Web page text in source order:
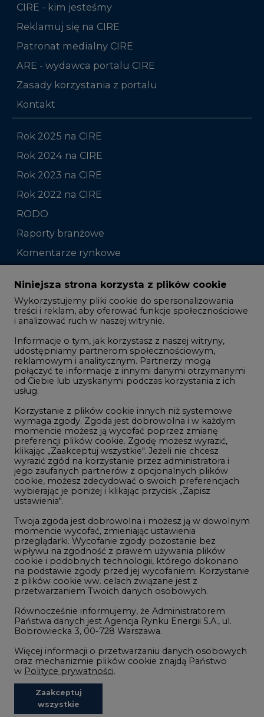
CIRE - kim jesteśmy
Reklamuj się na CIRE
Patronat medialny CIRE
ARE - wydawca portalu CIRE
Zasady korzystania z portalu
Kontakt
Rok 2025 na CIRE
Rok 2024 na CIRE
Rok 2023 na CIRE
Rok 2022 na CIRE
RODO
Raporty branżowe
Komentarze rynkowe
Zmiany kadrowe na rynku
Studio CIRE
Rozmowy o energetyce
Gospodarka
Geopolityka
LTE450
Innowacje i AI
Telekomunikacja i IT
Handel emisjami CO2
Wodór
Górnictwo
Atom
Fotowoltaika
Offshore wind
Zielone samorządy
Zielona gospodarka
©2002-2021 - 2026
REDAKCJA@CIRE.PL
Niniejsza strona korzysta z plików cookie
Wykorzystujemy pliki cookie do spersonalizowania
treści i reklam, aby oferować funkcje społecznościowe
i analizować ruch w naszej witrynie.
Informacje o tym, jak korzystasz z naszej witryny,
udostępniamy partnerom społecznościowym,
reklamowym i analitycznym. Partnerzy mogą
połączyć te informacje z innymi danymi otrzymanymi
od Ciebie lub uzyskanymi podczas korzystania z ich
usług.
Korzystanie z plików cookie innych niż systemowe
wymaga zgody. Zgoda jest dobrowolna i w każdym
momencie możesz ją wycofać poprzez zmianę
preferencji plików cookie. Zgodę możesz wyrazić,
klikając „Zaakceptuj wszystkie". Jeżeli nie chcesz
wyrazić zgód na korzystanie przez administratora i
jego zaufanych partnerów z opcjonalnych plików
cookie, możesz zdecydować o swoich preferencjach
wybierając je poniżej i klikając przycisk „Zapisz
ustawienia".
Twoja zgoda jest dobrowolna i możesz ją w dowolnym
momencie wycofać, zmieniając ustawienia
przeglądarki. Wycofanie zgody pozostanie bez
wpływu na zgodność z prawem używania plików
cookie i podobnych technologii, którego dokonano
na podstawie zgody przed jej wycofaniem. Korzystanie
z plików cookie ww. celach związane jest z
przetwarzaniem Twoich danych osobowych.
Równocześnie informujemy, że Administratorem
Państwa danych jest Agencja Rynku Energii S.A., ul.
Bobrowiecka 3, 00-728 Warszawa.
Więcej informacji o przetwarzaniu danych osobowych
oraz mechanizmie plików cookie znajdą Państwo
w Polityce prywatności.
Zaakceptuj
wszystkie